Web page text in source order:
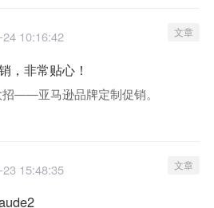
10:16:42 文章
，非常贴心！
——亚马逊品牌定制促销。
15:48:35 文章